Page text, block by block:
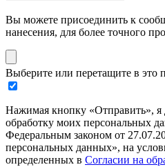
Вы можете присоединить к
нанесения, для более точного
Выберите или перетащите в это
Нажимая кнопку «Отправить», я
обработку моих персональных
Федеральным законом от
персональных данных», на
определенных в Согласии на